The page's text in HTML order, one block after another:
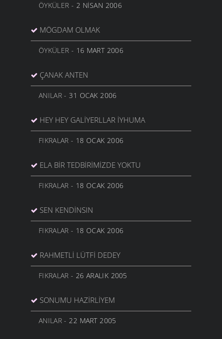
ÖYKÜLER - 2 NISAN 2006
MÖGDAM OLMAK
ÖYKÜLER - 16 MART 2006
ÇANAK ANTEN
ANILAR- 31 OCAK 2006
HEY HEY GALIYERLLAR IYHUMA
FIKRALAR - 18 OCAK 2006
ELA BİR TEDBİRİMİZDE YOKTU
FIKRALAR - 18 OCAK 2006
SEN KENDİNSIN
FIKRALAR - 18 OCAK 2006
RAHMETLI LÜTFI DEDEY
FIKRALAR - 26 ARALIK 2005
SONUMU HAZIRLIYEM
ANILAR- 22 MART 2005